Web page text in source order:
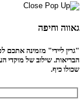
גאווה וחיפה
"גרין ליידי" מזמינה אתכם
הבריאות. שילוב של מוקדי
שכולו כיף.